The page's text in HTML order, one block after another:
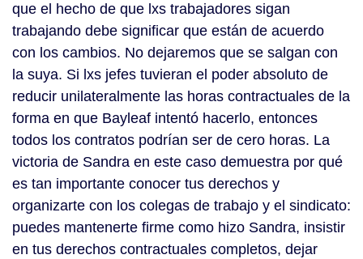
que el hecho de que lxs trabajadores sigan
trabajando debe significar que están de acuerdo
con los cambios. No dejaremos que se salgan con
la suya. Si lxs jefes tuvieran el poder absoluto de
reducir unilateralmente las horas contractuales de la
forma en que Bayleaf intentó hacerlo, entonces
todos los contratos podrían ser de cero horas. La
victoria de Sandra en este caso demuestra por qué
es tan importante conocer tus derechos y
organizarte con los colegas de trabajo y el sindicato:
puedes mantenerte firme como hizo Sandra, insistir
en tus derechos contractuales completos, dejar